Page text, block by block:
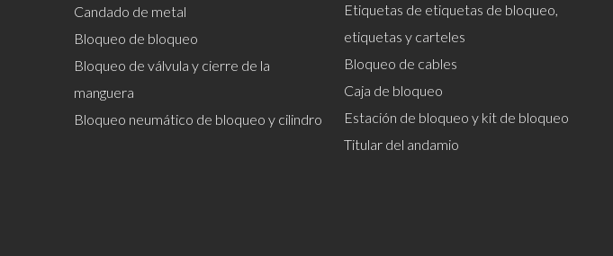
Candado de metal
Bloqueo de bloqueo
Bloqueo de válvula y cierre de la
manguera
Bloqueo neumático de bloqueo y cilindro
Etiquetas de etiquetas de bloqueo,
etiquetas y carteles
Bloqueo de cables
Caja de bloqueo
Estación de bloqueo y kit de bloqueo
Titular del andamio